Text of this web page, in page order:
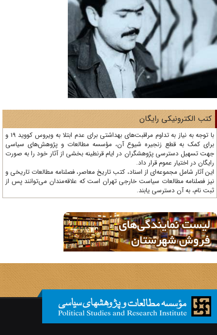
الکترونیکی رایگان
با توجه به نیاز به تداوم مراقبت‌های بهداشتی برای عدم ابتلا به ویروس کووید 19 و
کمک به قطع زنجیره شیوع آن، مؤسسه مطالعات و پژوهش‌های سیاسی
تسهیل دسترسی پژوهشگران در ایام قرنطینه بخشی از آثار خود را به صورت
در اختیار عموم قرار داد.
آثار شامل مجموعه‌ای از اسناد، کتب تاریخ معاصر، فصلنامه‌ مطالعات تاریخی و
فصلنامه مطالعات سیاست خارجی تهران است که علاقه‌مندان می‌توانند پس از
نام، به آن دسترسی یابند.